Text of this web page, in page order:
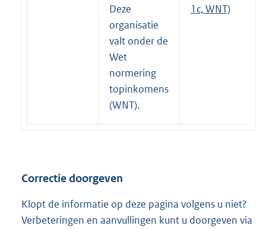
t
e
r
n
e
l
i
n
Deze
organisatie
valt onder de
Wet
normering
topinkomens
(WNT).
1c, WNT)
Correctie doorgeven
Klopt de informatie op deze pagina volgens u niet?
Verbeteringen en aanvullingen kunt u doorgeven via